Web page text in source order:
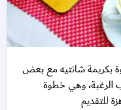
بكريمة شانتيه مع بعض
الرغبة، وهي خطوة
للتقديم